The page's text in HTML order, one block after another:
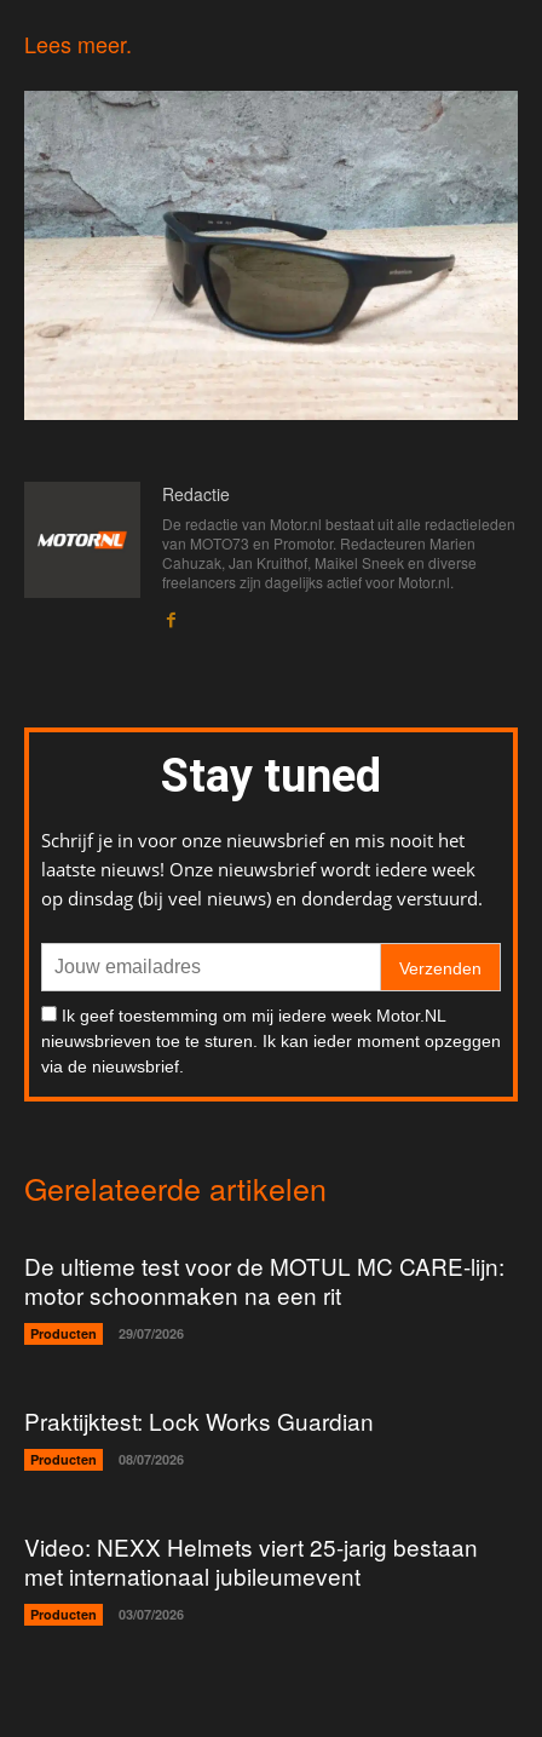
Lees meer.
Redactie
De redactie van Motor.nl bestaat uit alle redactieleden
van MOTO73 en Promotor. Redacteuren Marien
Cahuzak, Jan Kruithof, Maikel Sneek en diverse
freelancers zijn dagelijks actief voor Motor.nl.
Stay tuned
Schrijf je in voor onze nieuwsbrief en mis nooit het
laatste nieuws! Onze nieuwsbrief wordt iedere week
op dinsdag (bij veel nieuws) en donderdag verstuurd.
Verzenden
Ik geef toestemming om mij iedere week Motor.NL
nieuwsbrieven toe te sturen. Ik kan ieder moment opzeggen
via de nieuwsbrief.
Gerelateerde artikelen
De ultieme test voor de MOTUL MC CARE-lijn:
motor schoonmaken na een rit
Producten 29/07/2026
Praktijktest: Lock Works Guardian
Producten 08/07/2026
Video: NEXX Helmets viert 25-jarig bestaan
met internationaal jubileumevent
Producten 03/07/2026